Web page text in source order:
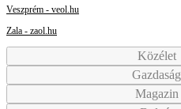
Veszprém - veol.hu
Zala - zaol.hu
Közélet
Gazdaság
Magazin